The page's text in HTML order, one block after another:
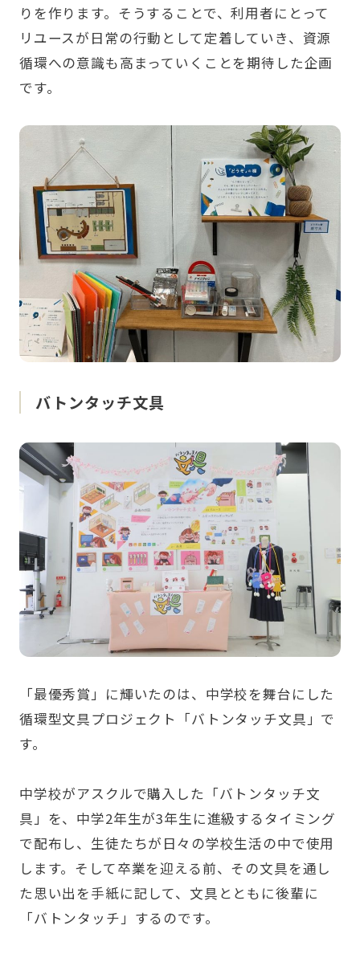
りを作ります。そうすることで、利用者にとって
リユースが日常の行動として定着していき、資源
循環への意識も高まっていくことを期待した企画
です。
バトンタッチ文具
「最優秀賞」に輝いたのは、中学校を舞台にした
循環型文具プロジェクト「バトンタッチ文具」で
す。
中学校がアスクルで購入した「バトンタッチ文
具」を、中学2年生が3年生に進級するタイミング
で配布し、生徒たちが日々の学校生活の中で使用
します。そして卒業を迎える前、その文具を通し
た思い出を手紙に記して、文具とともに後輩に
「バトンタッチ」するのです。